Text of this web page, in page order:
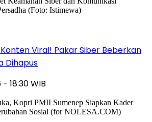
Viral! Pakar Siber Beberkan
Dihapus
18:30 WIB